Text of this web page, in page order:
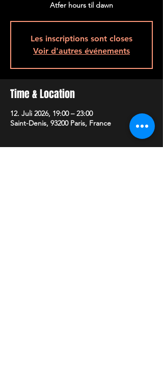
Atfer hours til dawn
Les inscriptions sont closes
Voir d'autres événements
Time & Location
12. Juli 2026, 19:00 – 23:00
Saint-Denis, 93200 Paris, France